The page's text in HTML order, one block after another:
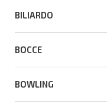
BILIARDO
BOCCE
BOWLING